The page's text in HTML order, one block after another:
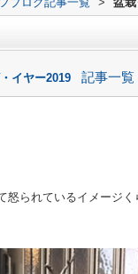
買いたい方へ
借りたい方へ
売りたい方へ
貸したい方へ
活用したい方へ
イヤー2019 記事一覧
怒られているイメージ